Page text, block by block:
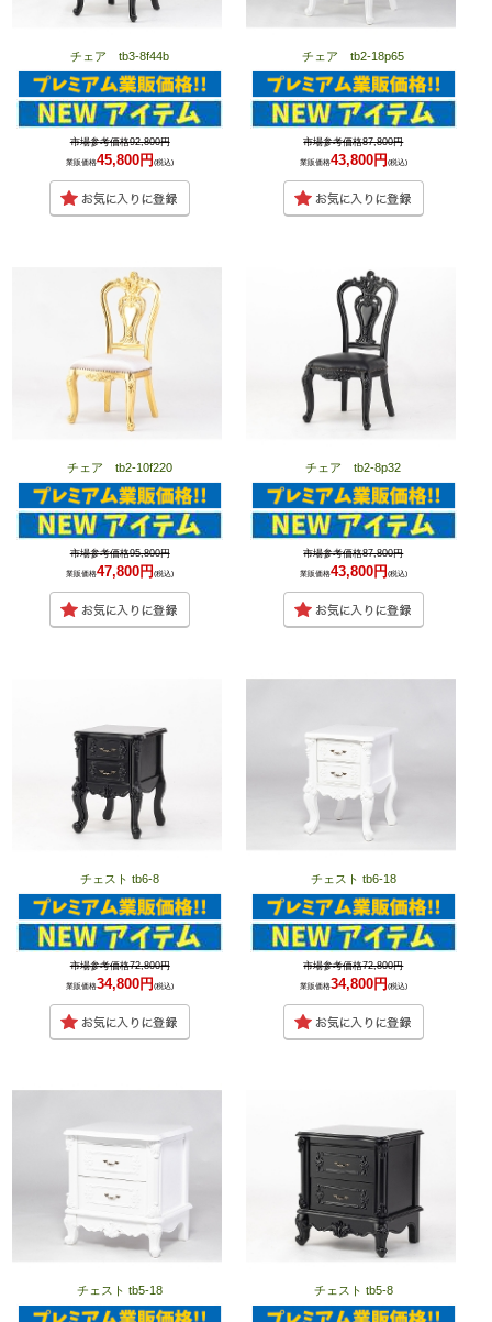
チェア tb3-8f44b
市場参考価格92,800円
業販価格45,800円(税込)
チェア tb2-18p65
市場参考価格87,800円
業販価格43,800円 (税込)
チェア tb2-10f220
市場参考価格95,800円
業販価格47,800円(税込)
チェア tb2-8p32
市場参考価格87,800円
業販価格43,800円 (税込)
チェスト tb6-8
市場参考価格72,800円
業販価格34,800円(税込)
チェスト tb6-18
市場参考価格72,800円
業販価格34,800円(税込)
チェスト tb5-18 チェスト tb5-8